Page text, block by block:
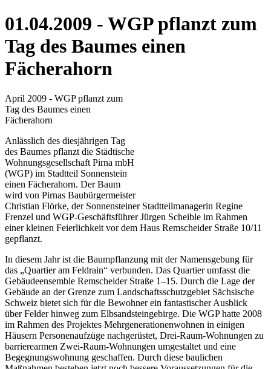
01.04.2009 - WGP pflanzt zum
Tag des Baumes einen
Fächerahorn
April 2009 - WGP pflanzt zum
Tag des Baumes einen
Fächerahorn
Anlässlich des diesjährigen Tag
des Baumes pflanzt die Städtische
Wohnungsgesellschaft Pirna mbH
(WGP) im Stadtteil Sonnenstein
einen Fächerahorn. Der Baum
wird von Pirnas Baubürgermeister
Christian Flörke, der Sonnensteiner Stadtteilmanagerin Regine
Frenzel und WGP-Geschäftsführer Jürgen Scheible im Rahmen
einer kleinen Feierlichkeit vor dem Haus Remscheider Straße 10/11
gepflanzt.
In diesem Jahr ist die Baumpflanzung mit der Namensgebung für
das „Quartier am Feldrain“ verbunden. Das Quartier umfasst die
Gebäudeensemble Remscheider Straße 1–15. Durch die Lage der
Gebäude an der Grenze zum Landschaftsschutzgebiet Sächsische
Schweiz bietet sich für die Bewohner ein fantastischer Ausblick
über Felder hinweg zum Elbsandsteingebirge. Die WGP hatte 2008
im Rahmen des Projektes Mehrgenerationenwohnen in einigen
Häusern Personenaufzüge nachgerüstet, Drei-Raum-Wohnungen zu
barrierearmen Zwei-Raum-Wohnungen umgestaltet und eine
Begegnungswohnung geschaffen. Durch diese baulichen